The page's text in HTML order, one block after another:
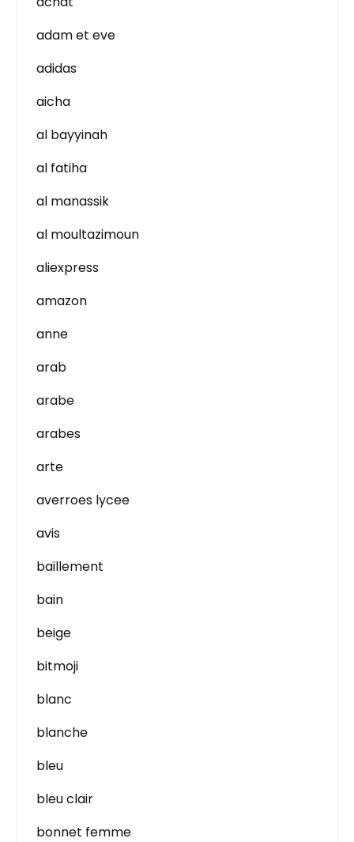
adam et eve
adidas
aicha
al bayyinah
al fatiha
al manassik
al moultazimoun
aliexpress
amazon
anne
arab
arabe
arabes
arte
averroes lycee
avis
baillement
bain
beige
bitmoji
blanc
blanche
bleu
bleu clair
bonnet femme